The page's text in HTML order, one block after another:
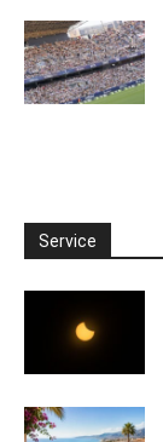
Service